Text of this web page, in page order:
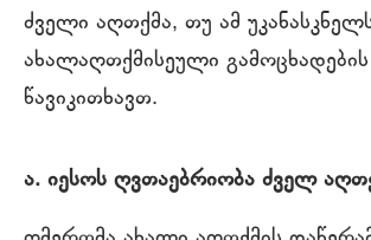
ძველი აღთქმა, თუ ამ
ახალაღთქმისეული
წავიკითხავთ.
ა. იესოს ღვთაებრიობა ძველ